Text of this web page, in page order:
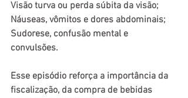
Visão turva ou perda súbita da visão;
Náuseas, vômitos e dores abdominais;
Sudorese, confusão mental e
convulsões.
Esse episódio reforça a importância da
fiscalização, da compra de bebidas